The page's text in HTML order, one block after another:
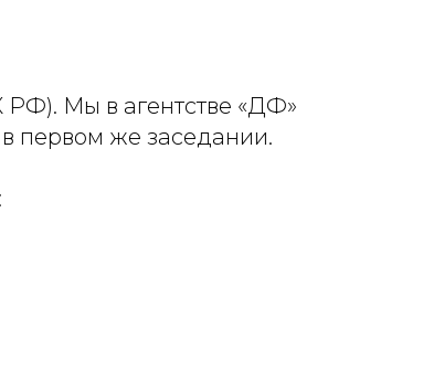
РФ). Мы в агентстве «ДФ»
первом же заседании.